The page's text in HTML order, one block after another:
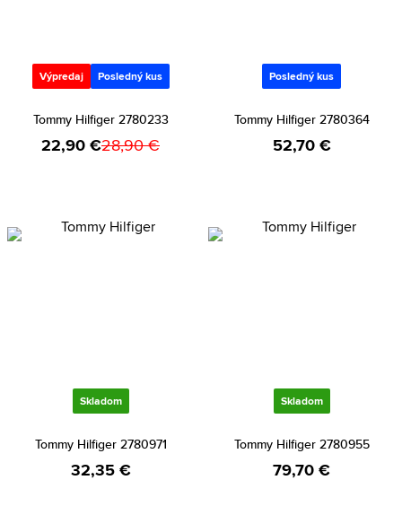
Výpredaj Posledný kus
Tommy Hilfiger 2780233
22,90 €28,90 €
Posledný kus
Tommy Hilfiger 2780364
52,70 €
Skladom
Tommy Hilfiger 2780971
32,35 €
Skladom
Tommy Hilfiger 2780955
79,70 €